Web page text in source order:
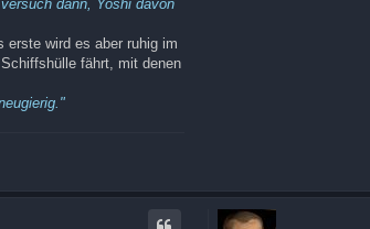
dann, Yoshi davon
erste wird es aber ruhig im
fährt, mit denen